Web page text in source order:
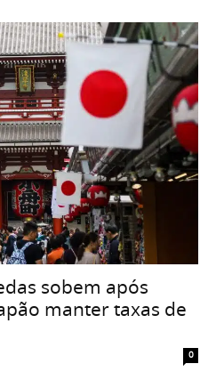
sobem após
manter taxas de
0